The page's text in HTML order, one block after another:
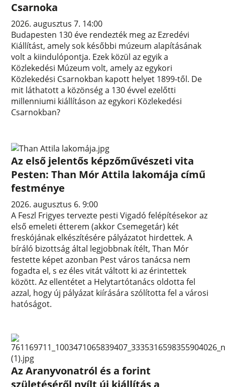
Csarnoka
2026. augusztus 7. 14:00
Budapesten 130 éve rendezték meg az Ezredévi
Kiállítást, amely sok későbbi múzeum alapításának
volt a kiindulópontja. Ezek közül az egyik a
Közlekedési Múzeum volt, amely az egykori
Közlekedési Csarnokban kapott helyet 1899-től. De
mit láthatott a közönség a 130 évvel ezelőtti
millenniumi kiállításon az egykori Közlekedési
Csarnokban?
Az első jelentős képzőművészeti vita
Pesten: Than Mór Attila lakomája című
festménye
2026. augusztus 6. 9:00
A Feszl Frigyes tervezte pesti Vigadó felépítésekor az
első emeleti étterem (akkor Csemegetár) két
freskójának elkészítésére pályázatot hirdettek. A
bíráló bizottság által legjobbnak ítélt, Than Mór
festette képet azonban Pest város tanácsa nem
fogadta el, s ez éles vitát váltott ki az érintettek
között. Az ellentétet a Helytartótanács oldotta fel
azzal, hogy új pályázat kiírására szólította fel a városi
hatóságot.
Az Aranyvonatról és a forint
születéséről nyílt új kiállítás a